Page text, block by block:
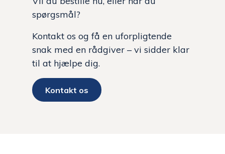
spørgsmål?
Kontakt os og få en uforpligtende
snak med en rådgiver – vi sidder klar
til at hjælpe dig.
Kontakt os